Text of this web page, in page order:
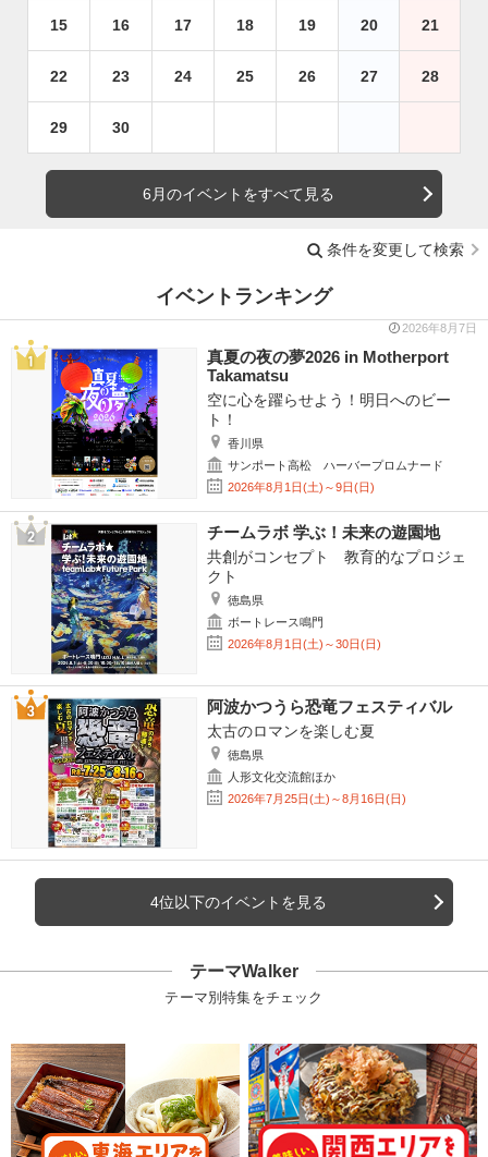
15 16 17 18 19 20 21
22 23 24 25 26 27 28
29 30
6月のイベントをすべて見る
条件を変更して検索
イベントランキング
2026年8月7日
真夏の夜の夢2026 in Motherport
Takamatsu
空に心を躍らせよう！明日へのビー
ト！
香川県
サンポート高松 ハーバープロムナード
2026年8月1日(土)～9日(日)
チームラボ 学ぶ！未来の遊園地
共創がコンセプト 教育的なプロジェ
クト
徳島県
ボートレース鳴門
2026年8月1日(土)～30日(日)
阿波かつうら恐竜フェスティバル
太古のロマンを楽しむ夏
徳島県
人形文化交流館ほか
2026年7月25日(土)～8月16日(日)
4位以下のイベントを見る
テーマWalker
テーマ別特集をチェック